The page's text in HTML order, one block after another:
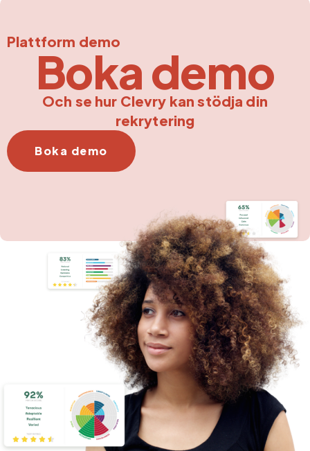
Plattform demo
Boka demo
Och se hur Clevry kan stödja din
rekrytering
Boka demo